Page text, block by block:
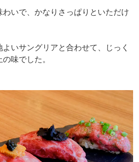
いで、かなりさっぱりといただけ
いサングリアと合わせて、じっく
味でした。